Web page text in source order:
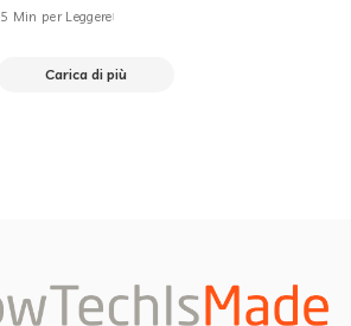
5 Min per Leggere
Carica di più